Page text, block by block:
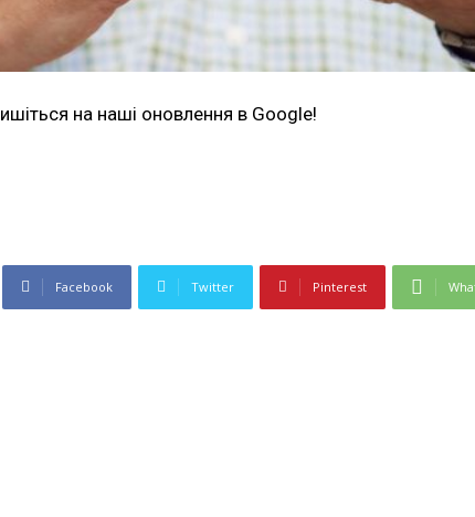
на наші оновлення в Google!
Facebook Twitter Pinterest